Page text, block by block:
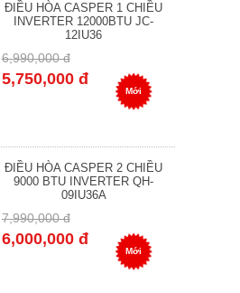
ĐIỀU HÒA CASPER 1 CHIỀU
INVERTER 12000BTU JC-
12IU36
6,990,000 đ
5,750,000 đ
Mới
ĐIỀU HÒA CASPER 2 CHIỀU
9000 BTU INVERTER QH-
09IU36A
7,990,000 đ
6,000,000 đ
Mới